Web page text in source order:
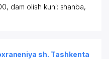
dam olish kuni: shanba,
sh. Tashkenta